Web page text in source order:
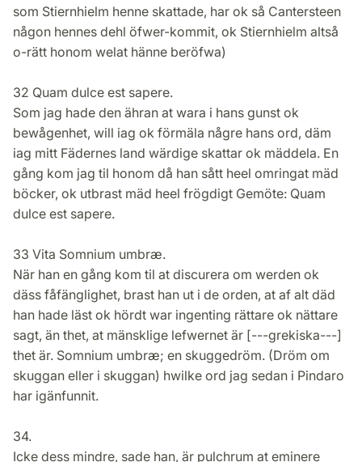
som Stiernhielm henne skattade, har ok så Cantersteen
någon hennes dehl öfwer-kommit, ok Stiernhielm altså
o-rätt honom welat hänne beröfwa)
32 Quam dulce est sapere.
Som jag hade den ähran at wara i hans gunst ok
bewågenhet, will iag ok förmäla någre hans ord, däm
iag mitt Fädernes land wärdige skattar ok mäddela. En
gång kom jag til honom då han sått heel omringat mäd
böcker, ok utbrast mäd heel frögdigt Gemöte: Quam
dulce est sapere.
33 Vita Somnium umbræ.
När han en gång kom til at discurera om werden ok
däss fåfänglighet, brast han ut i de orden, at af alt däd
han hade läst ok hördt war ingenting rättare ok nättare
sagt, än thet, at mänsklige lefwernet är [---grekiska---]
thet är. Somnium umbræ; en skuggedröm. (Dröm om
skuggan eller i skuggan) hwilke ord jag sedan i Pindaro
har igänfunnit.
34.
Icke dess mindre, sade han, är pulchrum at eminere